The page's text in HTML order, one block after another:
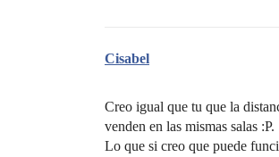
Cisabel
Creo igual que tu que la
venden en las mismas salas :P.
Lo que si creo que puede